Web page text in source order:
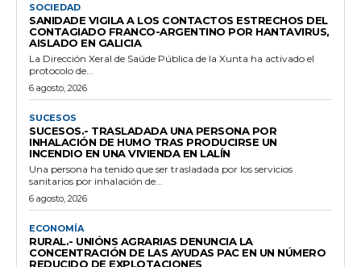
SOCIEDAD
SANIDADE VIGILA A LOS CONTACTOS ESTRECHOS DEL
CONTAGIADO FRANCO-ARGENTINO POR HANTAVIRUS,
AISLADO EN GALICIA
La Dirección Xeral de Saúde Pública de la Xunta ha activado el
protocolo de...
6 agosto, 2026
SUCESOS
SUCESOS.- TRASLADADA UNA PERSONA POR
INHALACIÓN DE HUMO TRAS PRODUCIRSE UN
INCENDIO EN UNA VIVIENDA EN LALÍN
Una persona ha tenido que ser trasladada por los servicios
sanitarios por inhalación de...
6 agosto, 2026
ECONOMÍA
RURAL.- UNIÓNS AGRARIAS DENUNCIA LA
CONCENTRACIÓN DE LAS AYUDAS PAC EN UN NÚMERO
REDUCIDO DE EXPLOTACIONES